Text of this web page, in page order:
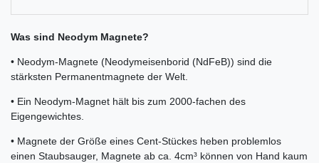
Was sind Neodym Magnete?
• Neodym-Magnete (Neodymeisenborid (NdFeB)) sind die
stärksten Permanentmagnete der Welt.
• Ein Neodym-Magnet hält bis zum 2000-fachen des
Eigengewichtes.
• Magnete der Größe eines Cent-Stückes heben problemlos
einen Staubsauger, Magnete ab ca. 4cm³ können von Hand kaum